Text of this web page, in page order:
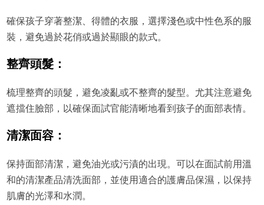
確保孩子穿著整潔、得體的衣服，選擇淺色或中性色系的服
裝，避免過於花俏或過於顯眼的款式。
整齊頭髮：
梳理整齊的頭髮，避免凌亂或不整齊的髮型。尤其注意避免
遮擋住臉部，以確保面試官能清晰地看到孩子的面部表情。
清潔面容：
保持面部清潔，避免油光或污漬的出現。可以在面試前用溫
和的清潔產品清洗面部，並使用適合的護膚品保濕，以保持
肌膚的光澤和水潤。